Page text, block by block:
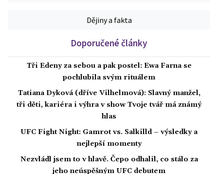
Dějiny a fakta
Doporučené články
Tři Edeny za sebou a pak postel: Ewa Farna se
pochlubila svým rituálem
Tatiana Dyková (dříve Vilhelmová): Slavný manžel,
tři děti, kariéra i výhra v show Tvoje tvář má známý
hlas
UFC Fight Night: Gamrot vs. Salkilld – výsledky a
nejlepší momenty
Nezvládl jsem to v hlavě. Čepo odhalil, co stálo za
jeho neúspěšným UFC debutem